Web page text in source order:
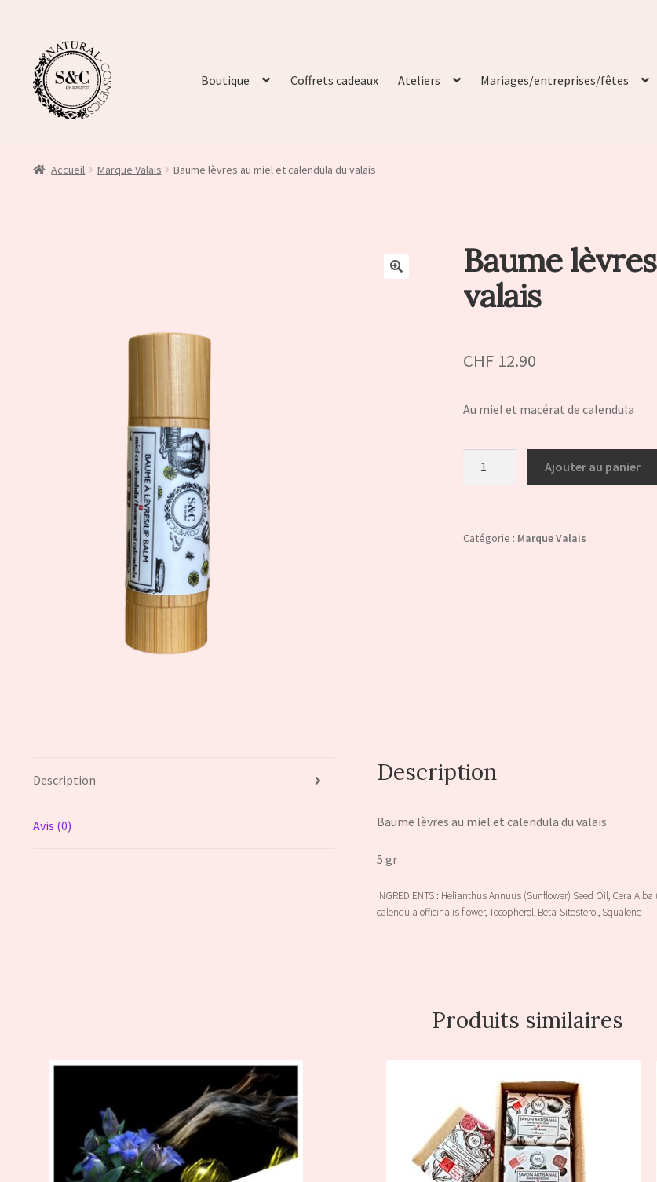
Boutique Coffrets cadeaux Ateliers Mariages/entreprises/fêtes
Accueil Marque Valais Baume lèvres au miel et calendula du valais
Baume
valais
CHF12.90
Au miel et macérat de calendula
au
Ajouter au panier
Catégorie : Marque Valais
Description
Avis (0)
Description
Baume lèvres au miel et calendula du valais
5 gr
INGREDIENTS : Helianthus Annuus (Sunflower) Seed Oil, Cera
calendula officinalis flower, Tocopherol, Beta-Sitosterol, Squalene
Produits similaires